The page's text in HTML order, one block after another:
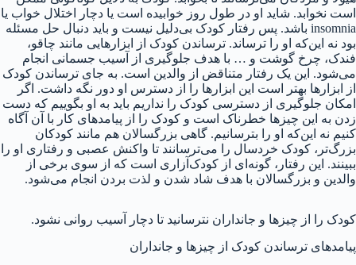
است نخوابد. شاید او در طول روز خوابیده است یا دچار اختلال خواب یا
insomnia باشد. پس رفتار کودک بی‌دلیل نیست و باید دنبال حل مسئله
بود نه این‌که او را ترساند. ترساندن کودک از ابزارهایی مانند چاقو،
فندک، چرخ گوشت و … با هدف جلوگیری از آسیب جسمانی انجام
می‌شود. این یک رفتار متناقض از والدین است. به جای ترساندن کودک
از ابزارها بهتر است این ابزارها را از دسترس او دور نگه داشت. اگر
امکان جلوگیری از دسترسی کودک را نداریم باید به او بگوییم که دست
زدن به این چیزها خطرناک است و کودک را از پیامدهای کار با آن آگاه
کنیم نه این‌که او را بترسانیم. گاهی بزرگسالان هم مانند کودکان
بزرگ‌تر، کودک خردسال را می‌ترسانند تا واکنش عصبی و رفتاری او را
ببینند. این رفتار، گونه‌ای از کودک‌آزاری است که از سوی برخی از
والدین و بزرگسالان با هدف شاد شدن و لذت بردن انجام می‌شود.
کودک را از چیزها و جانداران نترسانید تا دچار آسیب روانی نشود.
پیامدهای ترساندن کودک از چیزها و جانداران